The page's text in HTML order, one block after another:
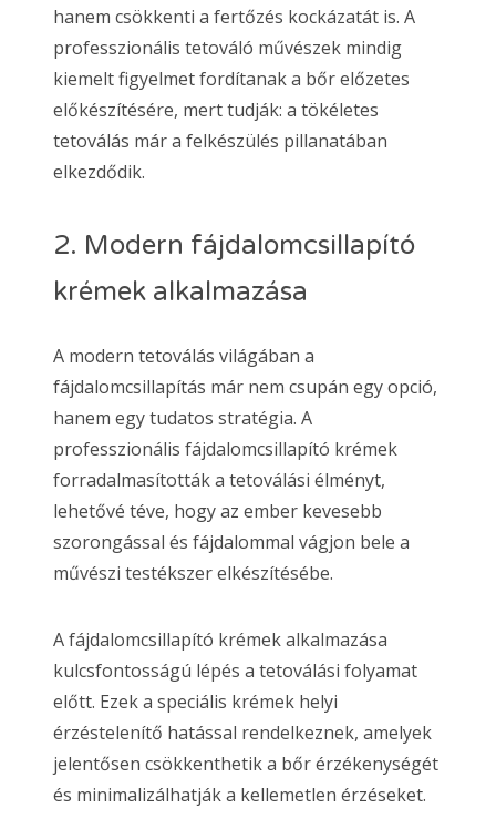
hanem csökkenti a fertőzés kockázatát is. A
professzionális tetováló művészek mindig
kiemelt figyelmet fordítanak a bőr előzetes
előkészítésére, mert tudják: a tökéletes
tetoválás már a felkészülés pillanatában
elkezdődik.
2. Modern fájdalomcsillapító
krémek alkalmazása
A modern tetoválás világában a
fájdalomcsillapítás már nem csupán egy opció,
hanem egy tudatos stratégia. A
professzionális fájdalomcsillapító krémek
forradalmasították a tetoválási élményt,
lehetővé téve, hogy az ember kevesebb
szorongással és fájdalommal vágjon bele a
művészi testékszer elkészítésébe.
A fájdalomcsillapító krémek alkalmazása
kulcsfontosságú lépés a tetoválási folyamat
előtt. Ezek a speciális krémek helyi
érzéstelenítő hatással rendelkeznek, amelyek
jelentősen csökkenthetik a bőr érzékenységét
és minimalizálhatják a kellemetlen érzéseket.